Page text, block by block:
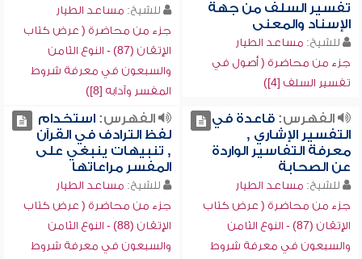
تفسير السلف من جهة
الإسناد والمعنى
للشيخ: مساعد الطيار
جزء من محاضرة ( أصول في
تفسير السلف [4])
للشيخ: مساعد الطيار
جزء من محاضرة ( عرض كتاب
الإتقان (87) - النوع الثامن
والسبعون في معرفة شروط
المفسر وآدابه [8])
الفهرس:قاعدة في
التفسير الإشاري ,
معرفة التفاسير الواردة
عن الصحابة
للشيخ: مساعد الطيار
جزء من محاضرة ( عرض كتاب
الإتقان (87) - النوع الثامن
والسبعون في معرفة شروط
الفهرس:استخدام
لفظ الترادف في القرآن
, تنبيهات ينبغي على
المفسر مراعاتها
للشيخ: مساعد الطيار
جزء من محاضرة ( عرض كتاب
الإتقان (88) - النوع الثامن
والسبعون في معرفة شروط